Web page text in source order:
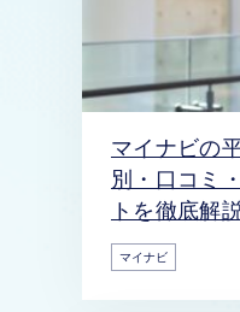
マイナビの
別・口コミ
トを徹底解
マイナビ